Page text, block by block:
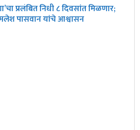
प्रलंबित निधी ८ दिवसांत मिळणार;
पासवान यांचे आश्वासन